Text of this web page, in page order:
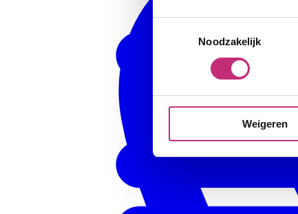
Noodzakelijk
Weigeren